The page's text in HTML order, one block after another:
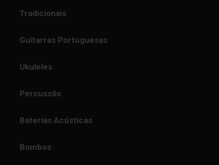
Tradicionais
Guitarras Portuguesas
Ukuleles
Percussão
Baterias Acústicas
Bombos